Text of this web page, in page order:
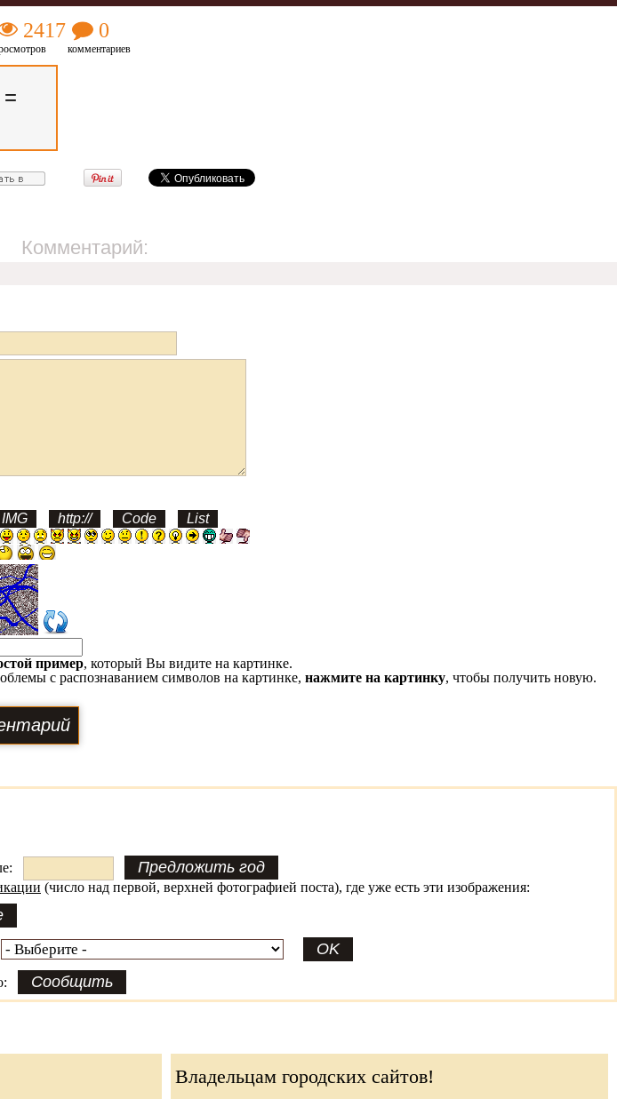
2417 0
комментариев
=
Комментарий:
пример, который Вы видите на картинке.
с распознаванием символов на картинке, нажмите на картинку, чтобы получить новую.
(число над первой, верхней фотографией поста), где уже есть эти изображения:
Владельцам городских сайтов!